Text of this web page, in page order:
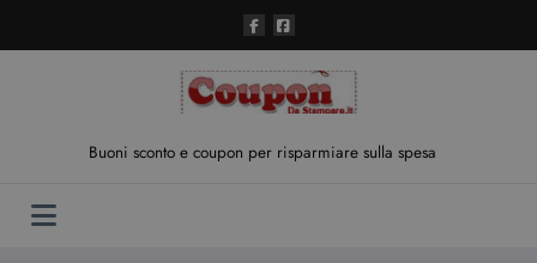
contenuto
Buoni sconto e coupon per risparmiare sulla spesa